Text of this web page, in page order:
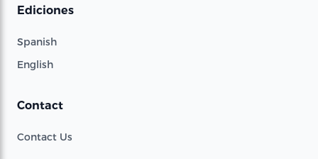
Ediciones
Spanish
English
Contact
Contact Us